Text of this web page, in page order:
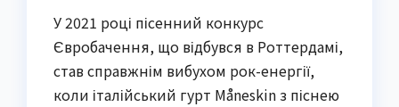
У 2021 році пісенний конкурс
Євробачення, що відбувся в Роттердамі,
став справжнім вибухом рок-енергії,
коли італійський гурт Måneskin з піснею